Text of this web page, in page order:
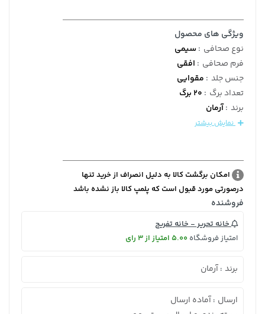
ویژگی های محصول
نوع صحافی :سیمی
فرم صحافی : افقی
جنس جلد : مقوایی
تعداد برگ : 20 برگ
برند :آرمان
نمایش بیشتر
امکان برگشت کالا به دلیل انصراف از خرید تنها
درصورتی مورد قبول است که پلمپ کالا باز نشده باشد
فروشنده
خانه تحریر - خانه تفریح
امتیاز فروشگاه 5.00 امتیاز از 3 رای
برند : آرمان
ارسال : آماده ارسال